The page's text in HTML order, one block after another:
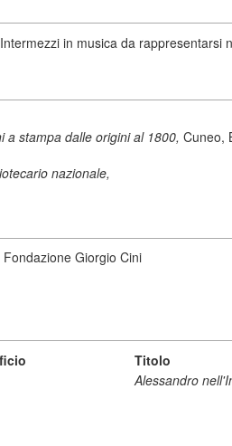
in musica da rappresentarsi
a stampa dalle origini al 1800, Cuneo,
nazionale,
Giorgio Cini
Titolo
Alessandro